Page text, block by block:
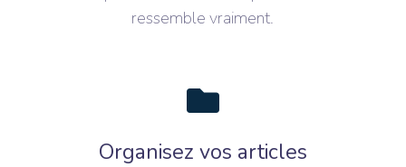
ressemble vraiment.
Organisez vos articles